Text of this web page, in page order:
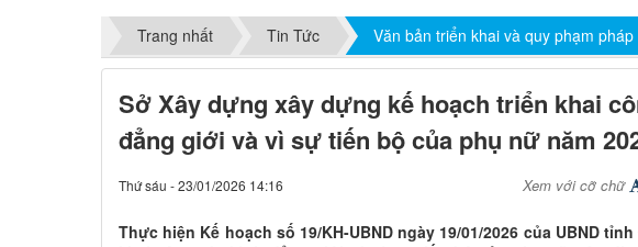
Trang nhất
Tin Tức Văn bản triển khai và quy phạm
Sở Xây dựng xây dựng kế hoạch triển khai
đẳng giới và vì sự tiến bộ của phụ nữ năm
Thứ sáu - 23/01/2026 14:16 Xem với cỡ chữ
Thực hiện Kế hoạch số 19/KH-UBND ngày 19/01/2026 của UBND